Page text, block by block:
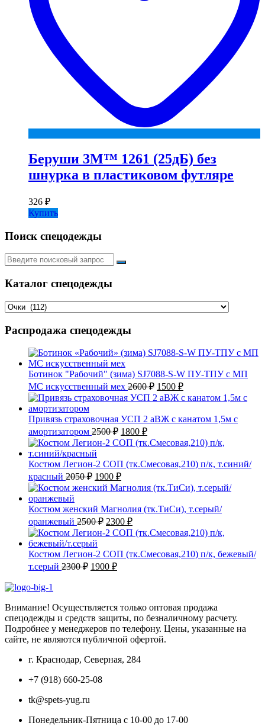
Беруши 3М™ 1261 (25дБ) без
шнурка в пластиковом футляре
326 ₽
Купить
Поиск спецодежды
Искать:
Каталог спецодежды
Распродажа спецодежды
Ботинок "Рабочий" (зима) SJ7088-S-W ПУ-ТПУ с МП
МС искусственный мех 2600₽ Первоначальная
цена
составляла
2600 ₽.
1500 ₽Текущая
цена:
Привязь страховочная УСП 2 аВЖ с канатом 1,5м с
амортизатором 2500₽ Первоначальная
цена
составляла
2500 ₽.
1800 ₽Текущая
цена:
Костюм Легион-2 СОП (тк.Смесовая,210) п/к, т.синий/
красный 2050₽ Первоначальная
цена
составляла
2050 ₽.
1900 ₽Текущая
цена:
Костюм женский Магнолия (тк.ТиСи), т.серый/
оранжевый 2500₽ Первоначальная
цена
составляла
2500 ₽.
2300 ₽Текущая
цена:
Костюм Легион-2 СОП (тк.Смесовая,210) п/к, бежевый/
т.серый 2300₽ Первоначальная
1900 ₽Текущая
Внимание! Осуществляется только оптовая продажа
спецодежды и средств защиты, по безналичному расчету.
Подробнее у менеджеров по телефону. Цены, указанные на
сайте, не являются публичной офертой.
г. Краснодар, Северная, 284
+7 (918) 660-25-08
tk@spets-yug.ru
Понедельник-Пятница с 10-00 до 17-00